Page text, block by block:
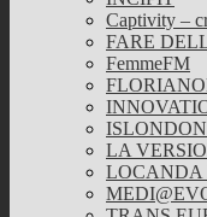
Captivity –
FARE
FemmeFM
LA
LOCANDA